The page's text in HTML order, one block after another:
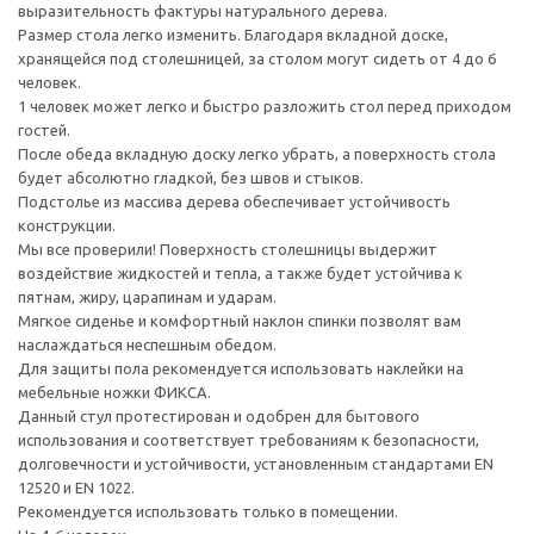
выразительность фактуры натурального дерева.
Размер стола легко изменить. Благодаря вкладной доске,
хранящейся под столешницей, за столом могут сидеть от 4 до 6
человек.
1 человек может легко и быстро разложить стол перед приходом
гостей.
После обеда вкладную доску легко убрать, а поверхность стола
будет абсолютно гладкой, без швов и стыков.
Подстолье из массива дерева обеспечивает устойчивость
конструкции.
Мы все проверили! Поверхность столешницы выдержит
воздействие жидкостей и тепла, а также будет устойчива к
пятнам, жиру, царапинам и ударам.
Мягкое сиденье и комфортный наклон спинки позволят вам
наслаждаться неспешным обедом.
Для защиты пола рекомендуется использовать наклейки на
мебельные ножки ФИКСА.
Данный стул протестирован и одобрен для бытового
использования и соответствует требованиям к безопасности,
долговечности и устойчивости, установленным стандартами EN
12520 и EN 1022.
Рекомендуется использовать только в помещении.